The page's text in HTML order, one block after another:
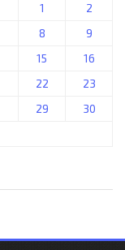
1
2
8
9
15
16
22
23
29
30